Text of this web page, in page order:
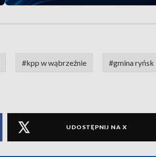
#kpp w wąbrzeźnie #gmina ryńsk
UDOSTĘPNIJ NA X